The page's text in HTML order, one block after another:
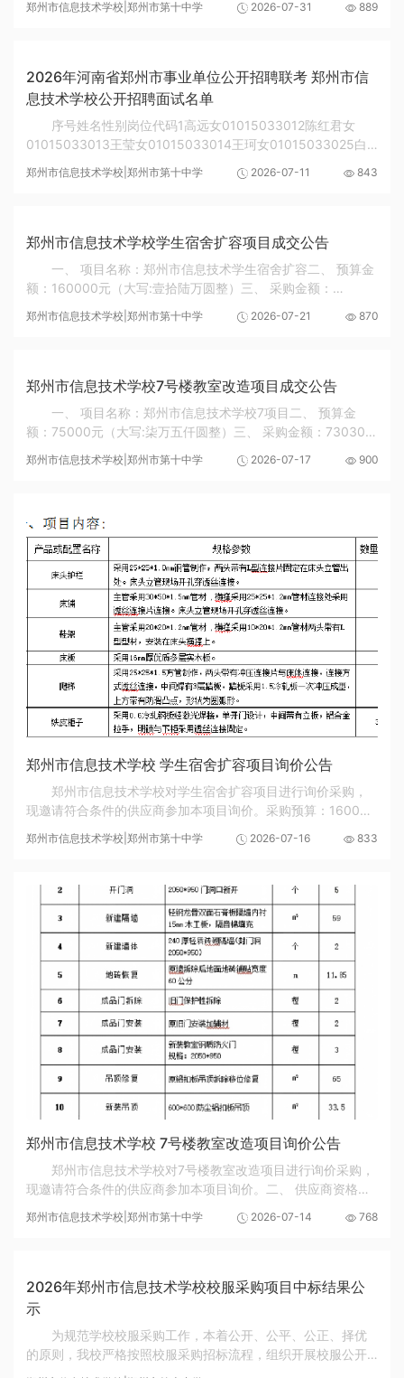
下午14:00 —— 17:00须知：请家长和学生本人到...
郑州市信息技术学校|郑州市第十中学 2026-07-31 889
2026年河南省郑州市事业单位公开招聘联考 郑州市信
息技术学校公开招聘面试名单
序号姓名性别岗位代码1高远女01015033012陈红君女
01015033013王莹女01015033014王珂女01015033025白
菊萍女01015033026佘在在女01015033027李典女
01015033038张玉佳女01015033039张若妍女
郑州市信息技术学校|郑州市第十中学 2026-07-11 843
郑州市信息技术学校学生宿舍扩容项目成交公告
一、 项目名称：郑州市信息技术学生宿舍扩容二、 预算金
额：160000元（大写:壹拾陆万圆整）三、 采购金额：
156240元（大写:壹拾伍万陆仟贰佰肆拾圆整）四、 成交供应
商：河南览众信息技术有限公司五、 成交时间：202...
郑州市信息技术学校|郑州市第十中学 2026-07-21 870
郑州市信息技术学校7号楼教室改造项目成交公告
一、 项目名称：郑州市信息技术学校7项目二、 预算金
额：75000元（大写:柒万五仟圆整）三、 采购金额：73030.2
元（大写:柒万叁仟零佰叁拾零圆贰角）四、 成交供应商：郑州
磐宇峤建筑工程有限公司五、 成交时间：2026...
郑州市信息技术学校|郑州市第十中学 2026-07-17 900
郑州市信息技术学校 学生宿舍扩容项目询价公告
郑州市信息技术学校对学生宿舍扩容项目进行询价采购，
现邀请符合条件的供应商参加本项目询价。采购预算：160000
元（财政资金），超过采购预算的视为无效投标。二、 供应商
资格要求:1. 具有独立承担民事责任的能力（...
郑州市信息技术学校|郑州市第十中学 2026-07-16 833
郑州市信息技术学校 7号楼教室改造项目询价公告
郑州市信息技术学校对7号楼教室改造项目进行询价采购，
现邀请符合条件的供应商参加本项目询价。二、 供应商资格要
求:1. 具有独立承担民事责任的能力（提供营业执照）；2. 具有
良好的商业信誉和健全的财务会计制度（...
郑州市信息技术学校|郑州市第十中学 2026-07-14 768
2026年郑州市信息技术学校校服采购项目中标结果公
示
为规范学校校服采购工作，本着公开、公平、公正、择优
的原则，我校严格按照校服采购招标流程，组织开展校服公开
遴选评审工作。2026年7月10日经现场样品核验、综合评审、